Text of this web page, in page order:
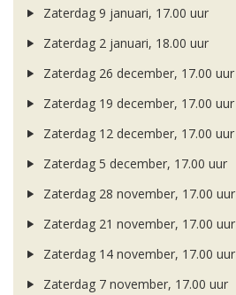
Zaterdag 9 januari, 17.00 uur
Zaterdag 2 januari, 18.00 uur
Zaterdag 26 december, 17.00 uur
Zaterdag 19 december, 17.00 uur
Zaterdag 12 december, 17.00 uur
Zaterdag 5 december, 17.00 uur
Zaterdag 28 november, 17.00 uur
Zaterdag 21 november, 17.00 uur
Zaterdag 14 november, 17.00 uur
Zaterdag 7 november, 17.00 uur